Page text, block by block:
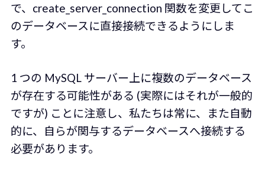
で、create_server_connection 関数を変更してこ
のデータベースに直接接続できるようにしま
す。
1 つの MySQL サーバー上に複数のデータベース
が存在する可能性がある (実際にはそれが一般的
ですが) ことに注意し、私たちは常に、また自動
的に、自らが関与するデータベースへ接続する
必要があります。